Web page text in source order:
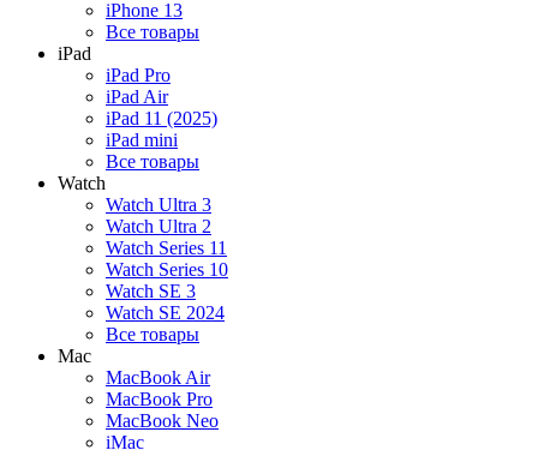
iPhone 13
Все товары
iPad
iPad Pro
iPad Air
iPad 11 (2025)
iPad mini
Все товары
Watch
Watch Ultra 3
Watch Ultra 2
Watch Series 11
Watch Series 10
Watch SE 3
Watch SE 2024
Все товары
Mac
MacBook Air
MacBook Pro
MacBook Neo
iMac